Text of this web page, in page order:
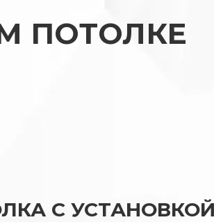
ПОТОЛКЕ
С УСТАНОВКОЙ